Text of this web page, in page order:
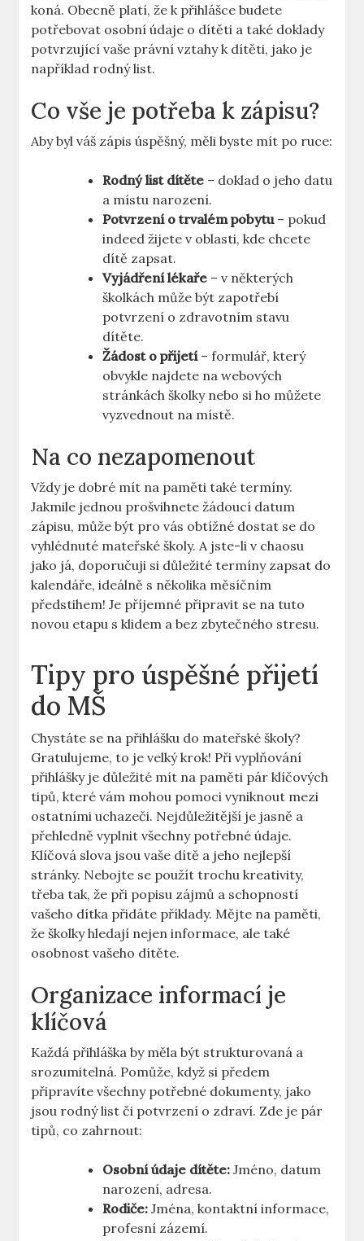
koná.⁣ Obecně platí, že k přihlášce budete
potřebovat osobní údaje o dítěti a také doklady
potvrzující vaše právní vztahy k dítěti, jako je
například rodný list.
Co vše je potřeba k ⁢zápisu?
Aby byl váš zápis úspěšný, měli byste mít ‌po ruce:
Rodný list dítěte – doklad o jeho datu
a místu narození.
Potvrzení‌ o trvalém pobytu– pokud
indeed žijete ⁢v oblasti, kde chcete
dítě zapsat.
Vyjádření lékaře – v některých
školkách může být zapotřebí
potvrzení o zdravotním ‌stavu
dítěte.
Žádost ⁣o přijetí⁣– formulář, který
obvykle najdete‌ na webových
‌stránkách školky nebo si⁣ ho můžete
vyzvednout na místě.
Na co nezapomenout
Vždy je dobré​ mít na paměti také termíny.
Jakmile jednou prošvihnete žádoucí datum
zápisu, může⁢ být pro vás obtížné dostat se do
vyhlédnuté mateřské školy. A jste-li v chaosu
jako já, doporučuji si důležité termíny zapsat do
kalendáře,‍ ideálně s několika měsíčním
předstihem! Je příjemné připravit ​se na tuto
novou etapu s⁣ klidem a bez zbytečného stresu.
Tipy​ pro‍ úspěšné přijetí
do MŠ
Chystáte‍ se na přihlášku do mateřské školy?
Gratulujeme, to je velký krok! Při vyplňování
přihlášky je důležité mít na paměti pár klíčových
tipů, které‌ vám mohou pomoci vyniknout mezi
ostatními uchazeči. Nejdůležitější je jasně a
přehledně vyplnit všechny potřebné⁣ údaje.
Klíčová slova jsou vaše dítě a jeho nejlepší
stránky. Nebojte se použít trochu kreativity,
třeba tak, ‌že při popisu‌ zájmů⁤ a schopností
vašeho dítka přidáte příklady. Mějte na⁣ paměti,
že ‍školky hledají nejen informace, ⁣ale také
osobnost vašeho dítěte.
Organizace informací je
klíčová
Každá přihláška by měla být strukturovaná a
srozumitelná. Pomůže, když si předem
připravíte všechny ​potřebné dokumenty, jako
jsou rodný ⁣list⁢ či potvrzení o⁢ zdraví. Zde je pár
tipů, ⁢co zahrnout:
Osobní údaje ‌dítěte: Jméno, datum
narození, adresa.
Rodiče: Jména, kontaktní informace,
profesní zázemí.